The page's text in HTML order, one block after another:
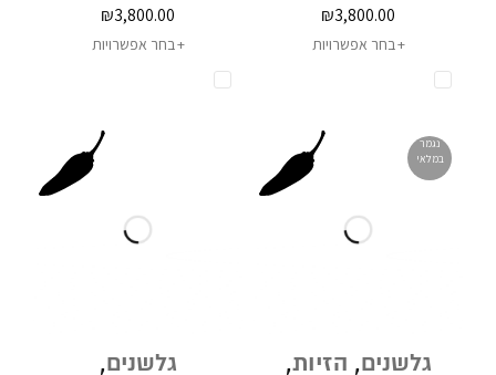
₪3,800.00
בחר אפשרויות
₪3,800.00
בחר אפשרויות
נגמר
במלאי
גלשנים, הזיות,
גלשנים,